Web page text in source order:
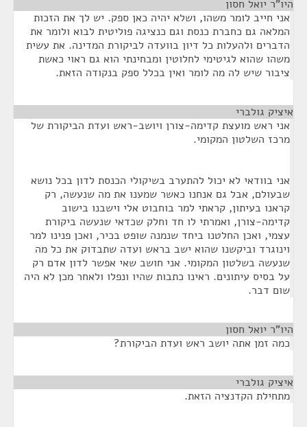
היו"ר יואל חסון
אני חייב לומר משהו, ושלא יהיה כאן ספק. יש לך את הזכות
המלאה גם כחברת כנסת וגם כנציגה פוליטית לבוא ולומר את
הדברים ולהעלות כל דיון בוועדה לביקורת המדינה. את עשית
משהו שהוא לגיטימי לחלוטין ומבחינתי הוא גם ראוי כאשת
ציבור שיש לה מה לומר ואין בכלל ספק בנקודה הזאת.
איציק גולברי
אני ראש מועצת קדימה-צורן ויושב-ראש ועדת הביקורת של
מרכז השלטון המקומי.
אני בוודאי לא יכול להתערב בשיקולי הכנסת לדון בכל נושא
שבעולם, אבל גם אנחנו כאשר שמענו את מה שנעשה, רק
קראנו בעיתון, קראתי למר בוחבוט אלי וישבנו בישוב
קדימה-צורן, ואמרתי לו חד וחלק שכדאי שנעשה ביקורת
עצמי, ואכן החלטנו ביחד שנמנה שופט בכיר, ואכן פנינו למר
וינוגרד וביקשנו שהוא ישב בראש ועדה שתבדוק את כל מה
שנעשה בשלטון המקומי. אני חושב שאי אפשר לדון אדם רק
על בסיס עיתונים. ראינו כתבות שהיו ונפלו ולאחר מכן לא היה
שום דבר.
היו"ר יואל חסון
כמה זמן אתה יושב ראש ועדת הביקורת?
איציק גולברי
מתחילת הקדנציה הזאת.